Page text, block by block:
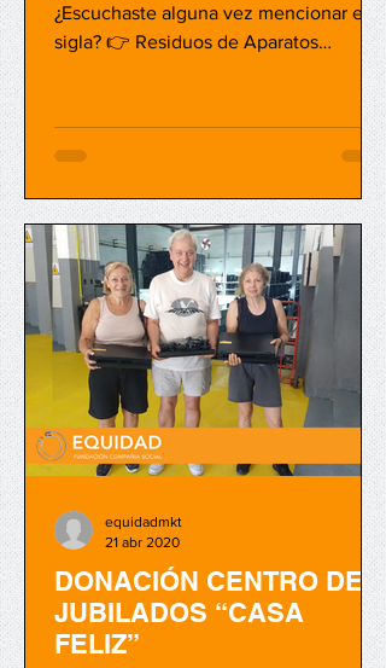
¿Escuchaste alguna vez mencionar esta
sigla? 👉 Residuos de Aparatos
DONACIÓN CENTRO DE
JUBILADOS “CASA
FELIZ”
equidadmkt
21 abr 2020